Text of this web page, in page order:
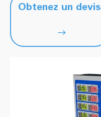
Obtenez un devis
